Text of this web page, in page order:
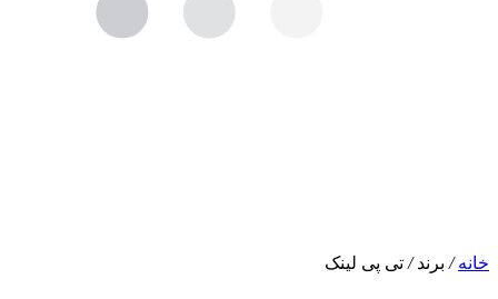
خانه/ برند/ تی پی لینک